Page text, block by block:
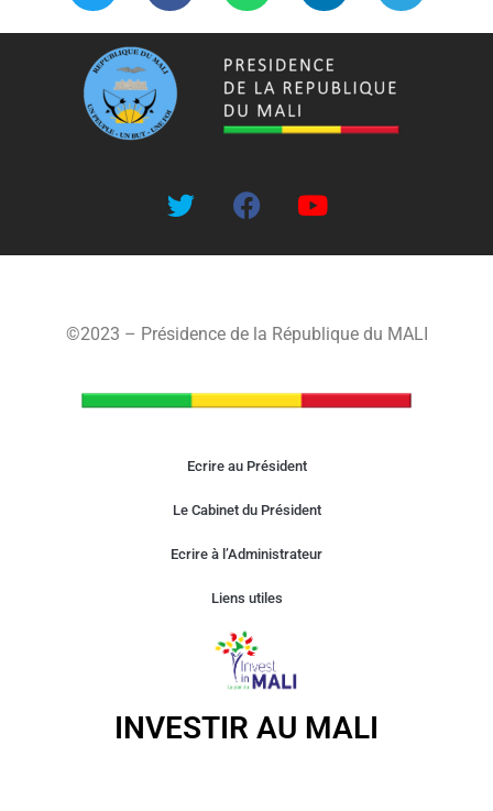
©2023 – Présidence de la République du MALI
Ecrire au Président
Le Cabinet du Président
Ecrire à l’Administrateur
Liens utiles
INVESTIR AU MALI